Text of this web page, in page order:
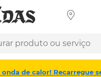
de calor! Recarregue